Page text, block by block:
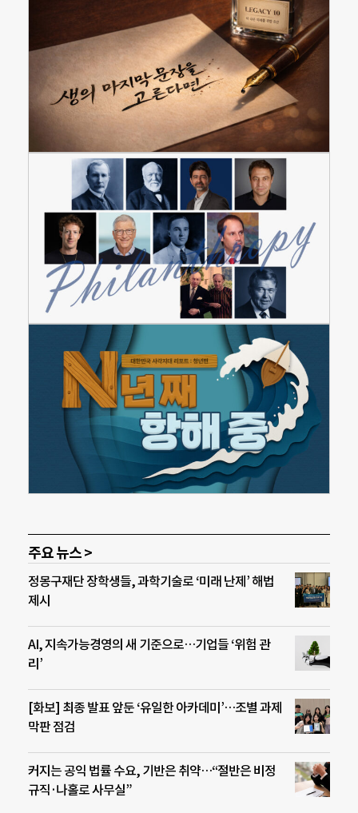
주요 뉴스 >
정몽구재단 장학생들, 과학기술로 ‘미래 난제’ 해법
제시
AI, 지속가능경영의 새 기준으로…기업들 ‘위험 관
리’
[화보] 최종 발표 앞둔 ‘유일한 아카데미’…조별 과제
막판 점검
커지는 공익 법률 수요, 기반은 취약…“절반은 비정
규직·나홀로 사무실”